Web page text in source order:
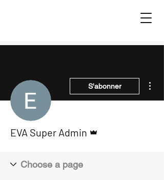
S'abonner
EVA Super Admin